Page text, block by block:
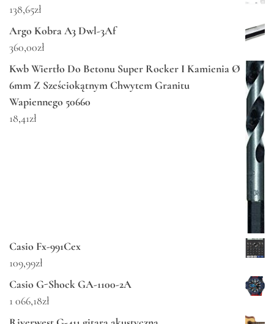
138,65zł
Argo Kobra A3 Dwl-3Af
360,00zł
Kwb Wiertło Do Betonu Super Rocker I Kamienia Ø
6mm Z Sześciokątnym Chwytem Granitu
Wapiennego 50660
18,41zł
Casio Fx-991Cex
109,99zł
Casio G-Shock GA-1100-2A
1 066,18zł